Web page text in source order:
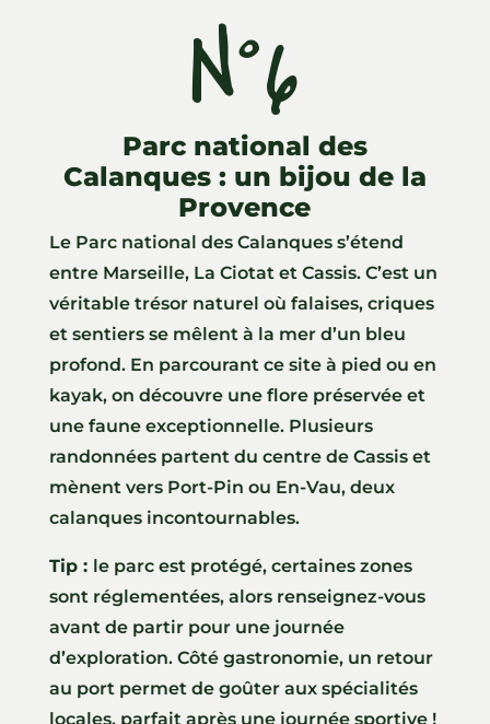
N°6
Parc national des
Calanques : un bijou de la
Provence
Le Parc national des Calanques s’étend
entre Marseille, La Ciotat et Cassis. C’est un
véritable trésor naturel où falaises, criques
et sentiers se mêlent à la mer d’un bleu
profond. En parcourant ce site à pied ou en
kayak, on découvre une flore préservée et
une faune exceptionnelle. Plusieurs
randonnées partent du centre de Cassis et
mènent vers Port-Pin ou En-Vau, deux
calanques incontournables.
Tip : le parc est protégé, certaines zones
sont réglementées, alors renseignez-vous
avant de partir pour une journée
d’exploration. Côté gastronomie, un retour
au port permet de goûter aux spécialités
locales, parfait après une journée sportive !